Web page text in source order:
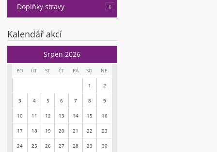
Doplňky stravy
Kalendář akcí
Srpen 2026
PO ÚT ST ČT PÁ SO NE
1 2
3 4 5 6 7 8 9
10 11 12 13 14 15 16
17 18 19 20 21 22 23
24 25 26 27 28 29 30